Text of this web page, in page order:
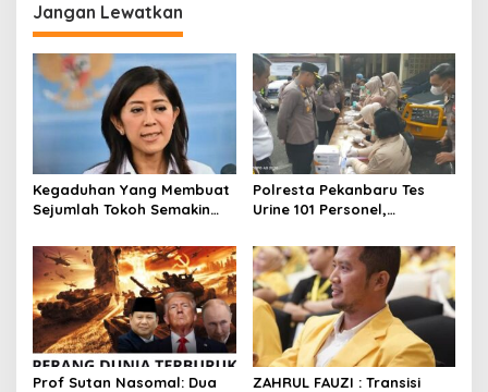
a
s
i
p
o
s
Jangan Lewatkan
Kegaduhan Yang Membuat
Sejumlah Tokoh Semakin
Masyarakat
Polresta Pekanbaru Tes
Urine 101 Personel,
Narkoba
Prof Sutan Nasomal: Dua ZAHRUL FAUZI : Transisi